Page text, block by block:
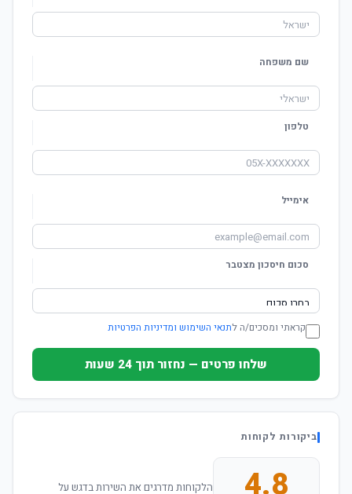
שם משפחה
טלפון
אימייל
סכום חיסכון מצטבר
קראתי ומסכים/ה לתנאי השימוש ומדיניות הפרטיות
שלחו פרטים — נחזור תוך 24 שעות
ביקורות לקוחות
הלקוחות מדרגים את השירות בדגש על